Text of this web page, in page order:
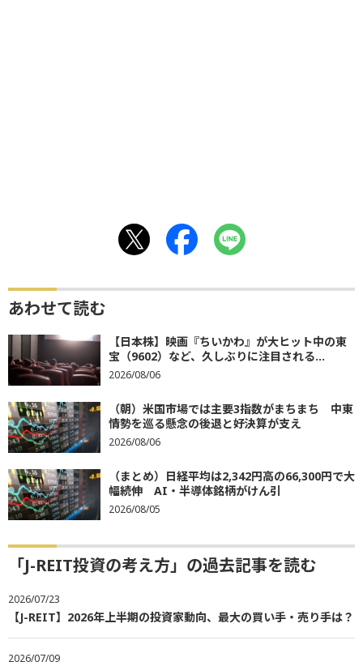
あわせて読む
【日本株】映画『ちいかわ』が大ヒット中の東
宝（9602）など、久しぶりに注目される...
2026/08/06
（朝）米国市場では主要3指数がまちまち 中東
情勢を巡る懸念の後退と好決算が支え
2026/08/06
（まとめ）日経平均は2,342円高の66,300円で大
幅続伸 AI・半導体銘柄がけん引
2026/08/05
「J-REIT投資の考え方」の過去記事を読む
2026/07/23
【J-REIT】2026年上半期の投資家動向、最大の買い手・売り手は？
2026/07/09